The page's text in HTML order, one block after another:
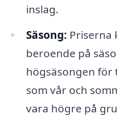
inslag.
Säsong: Priserna
beroende på
högsäsongen
som vår och
vara högre på